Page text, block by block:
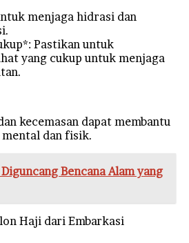
menjaga hidrasi dan
Pastikan untuk
yang cukup untuk menjaga
kecemasan dapat membantu
dan fisik.
Bencana Alam yang
Haji dari Embarkasi